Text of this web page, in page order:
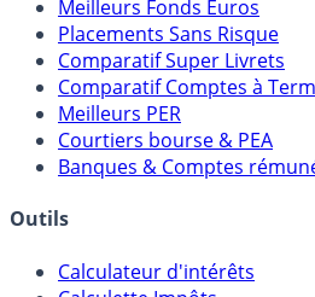
Meilleures Assurances-Vie
Meilleurs Fonds Euros
Placements Sans Risque
Comparatif Super Livrets
Comparatif Comptes à Terme
Meilleurs PER
Courtiers bourse & PEA